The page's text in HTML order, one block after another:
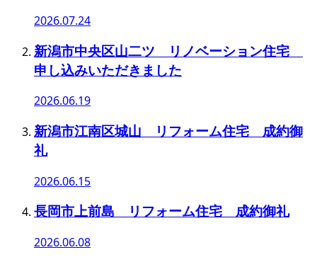
2026.07.24
新潟市中央区山二ツ リノベーション住宅
申し込みいただきました
2026.06.19
新潟市江南区城山 リフォーム住宅 成約御
礼
2026.06.15
長岡市上前島 リフォーム住宅 成約御礼
2026.06.08